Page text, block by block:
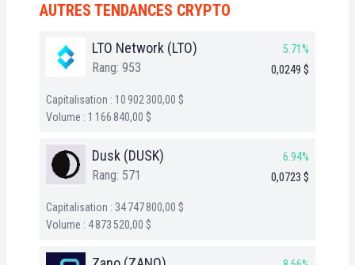
AUTRES TENDANCES CRYPTO
LTO Network (LTO)
Rang: 953
5.71%
0,0249 $
Capitalisation : 10 902 300,00 $
Volume : 1 166 840,00 $
Dusk (DUSK)
Rang: 571
6.94%
0,0723 $
Capitalisation : 34 747 800,00 $
Volume : 4 873 520,00 $